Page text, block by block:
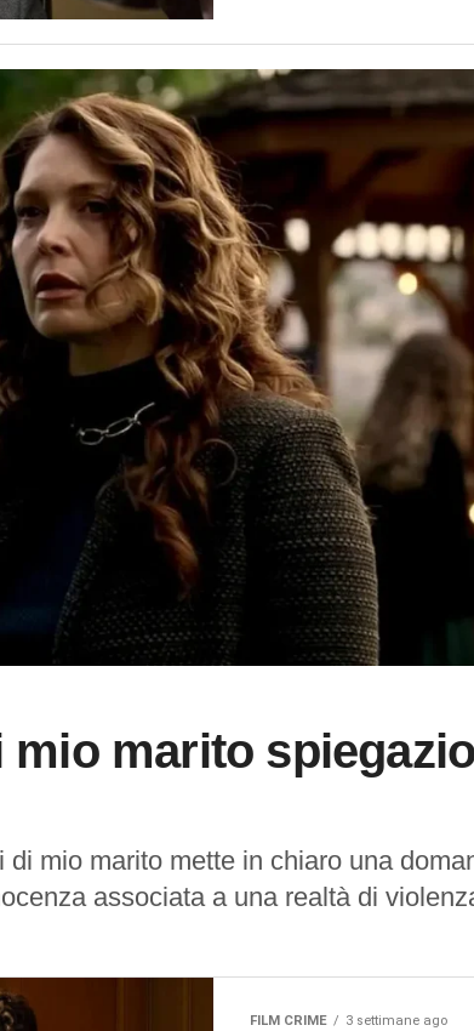
di mio marito mette in chiaro una
associata a una realtà di
FILM CRIME 3 settimane ago